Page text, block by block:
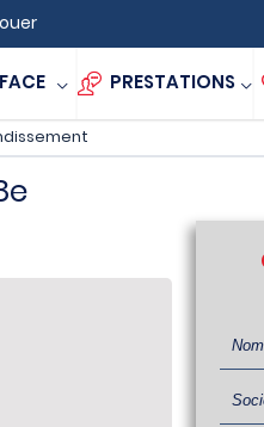
PRESTATIONS